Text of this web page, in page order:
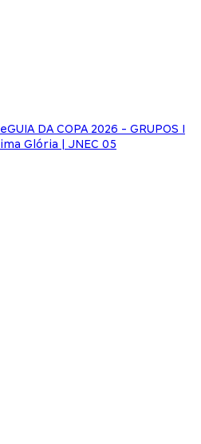
GUIA DA COPA 2026 - GRUPOS I
Glória | JNEC 05